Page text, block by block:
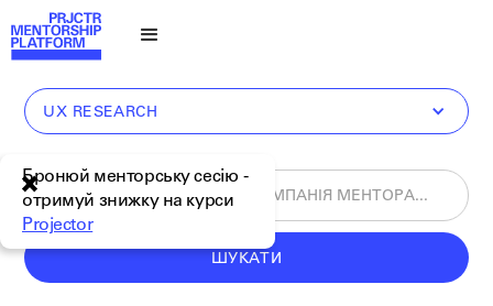
Бронюй менторську сесію -
отримуй знижку на курси
Projector
UX RESEARCH
ШУКАТИ